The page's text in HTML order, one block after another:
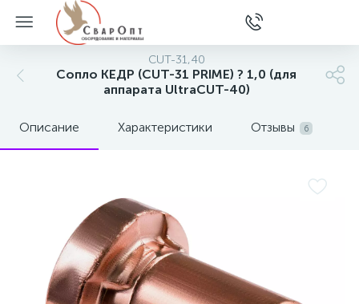
CUT-31,40
Сопло КЕДР (CUT-31 PRIME) ? 1,0 (для
аппарата UltraCUT-40)
Описание Характеристики Отзывы 6